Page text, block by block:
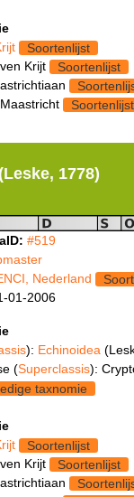
Soortenlijst
Krijt
Soortenlijst
Soortenlijst
(Leske, 1778)
#519
Nederland
01-2006
): Echinoidea
(Superclassis):
taxnomie
Soortenlijst
Krijt
Soortenlijst